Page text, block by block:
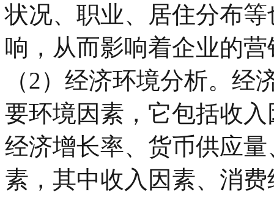
状况、职业、居住分布
响，从而影响着企业的
（2）经济环境分析。
要环境因素，它包括收
经济增长率、货币供应
素，其中收入因素、消